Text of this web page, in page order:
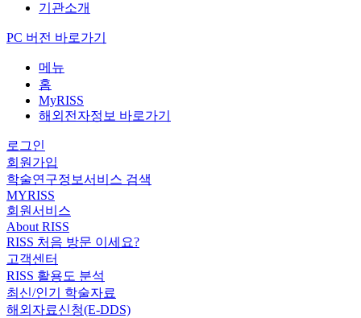
기관소개
PC 버전 바로가기
메뉴
홈
MyRISS
해외전자정보 바로가기
로그인
회원가입
학술연구정보서비스 검색
MYRISS
회원서비스
About RISS
RISS 처음 방문 이세요?
고객센터
RISS 활용도 분석
최신/인기 학술자료
해외자료신청(E-DDS)